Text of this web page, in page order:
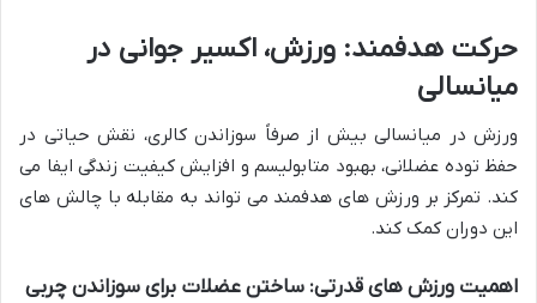
حرکت هدفمند: ورزش، اکسیر جوانی در
میانسالی
ورزش در میانسالی بیش از صرفاً سوزاندن کالری، نقش حیاتی در
حفظ توده عضلانی، بهبود متابولیسم و افزایش کیفیت زندگی ایفا می
کند. تمرکز بر ورزش های هدفمند می تواند به مقابله با چالش های
این دوران کمک کند.
اهمیت ورزش های قدرتی: ساختن عضلات برای سوزاندن چربی